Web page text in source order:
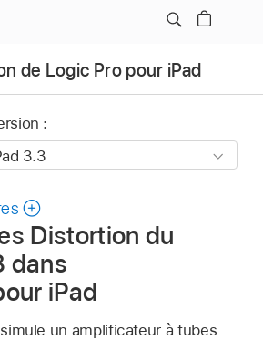
de Logic Pro pour iPad
:
Distortion du
dans
iPad
un amplificateur à tubes